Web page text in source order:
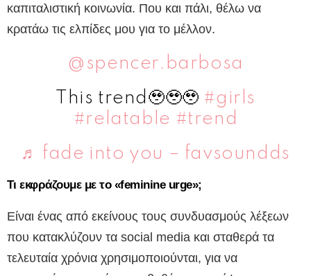
καπιταλιστική κοινωνία. Που και πάλι, θέλω να
κρατάω τις ελπίδες μου για το μέλλον.
@spencer.barbosa
This trend🥹🥹🥹 #girls
#relatable #trend
♬ fade into you – favsoundds
Τι εκφράζουμε με το «feminine urge»;
Είναι ένας από εκείνους τους συνδυασμούς λέξεων
που κατακλύζουν τα social media και σταθερά τα
τελευταία χρόνια χρησιμοποιούνται, για να